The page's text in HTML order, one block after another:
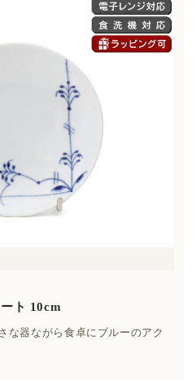
ト 10cm
な器ながら食卓にブルーのアク